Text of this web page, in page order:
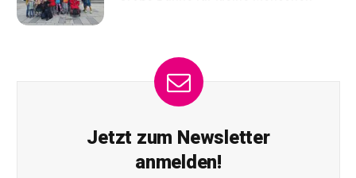
Jetzt zum Newsletter
anmelden!